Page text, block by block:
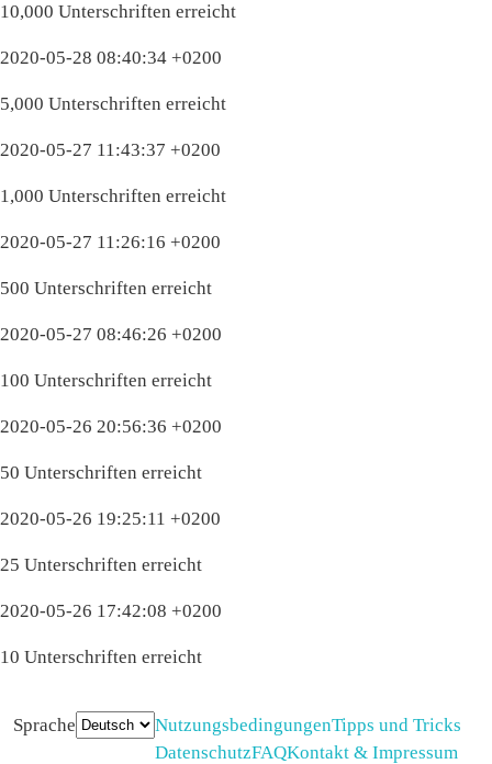
10,000 Unterschriften erreicht
2020-05-28 08:40:34 +0200
5,000 Unterschriften erreicht
2020-05-27 11:43:37 +0200
1,000 Unterschriften erreicht
2020-05-27 11:26:16 +0200
500 Unterschriften erreicht
2020-05-27 08:46:26 +0200
100 Unterschriften erreicht
2020-05-26 20:56:36 +0200
50 Unterschriften erreicht
2020-05-26 19:25:11 +0200
25 Unterschriften erreicht
2020-05-26 17:42:08 +0200
10 Unterschriften erreicht
Sprache NutzungsbedingungenTipps und Tricks
DatenschutzFAQKontakt & Impressum